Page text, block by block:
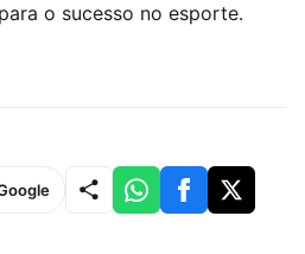
o sucesso no esporte.